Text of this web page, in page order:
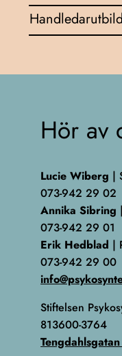
Hör av
Lucie Wiberg |
073-942 29 02
Annika Sibring
073-942 29 01
Erik Hedblad |
073-942 29 00
Stiftelsen
813600-3764